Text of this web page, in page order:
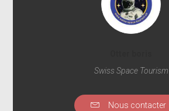
Swiss Space Tourism
Nous contacter